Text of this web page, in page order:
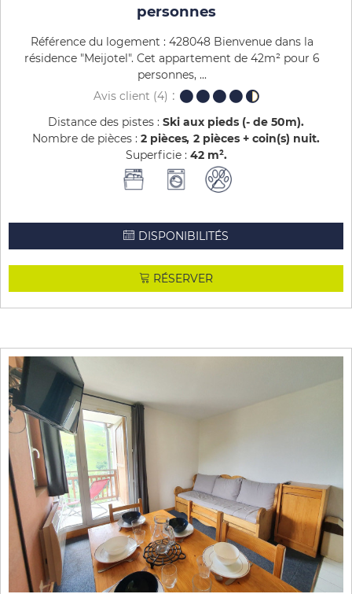
personnes
Référence du logement : 428048 Bienvenue dans la
résidence "Meijotel". Cet appartement de 42m² pour 6
personnes, ...
Avis client (4)
Distance des pistes : Ski aux pieds (- de 50m)
Nombre de pièces : 2 pièces 2 pièces + coin(s) nuit
Superficie : 42 m²
DISPONIBILITÉS
RÉSERVER